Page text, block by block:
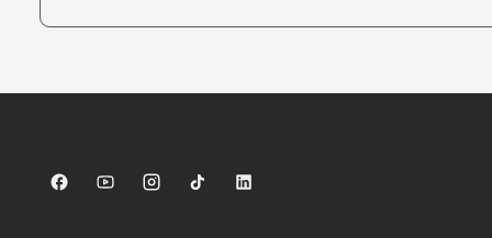
Sparkasse auf Facebook
Sparkasse auf Youtube
Sparkasse auf Instagram
Sparkasse auf TikTok
Sparkasse auf LinkedIn